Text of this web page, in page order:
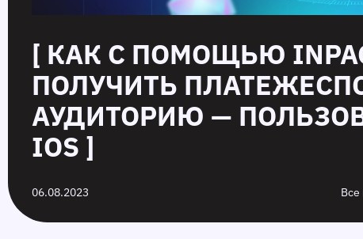
[ КАК С ПОМОЩЬЮ
ПОЛУЧИТЬ
АУДИТОРИЮ —
IOS ]
06.08.2023